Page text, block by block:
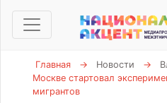
Главная → Новости →
Москве стартовал
мигрантов